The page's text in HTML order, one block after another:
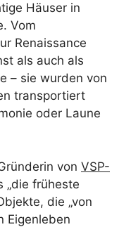
Häuser in
Vom
Renaissance
als auch als
– sie wurden von
transportiert
oder Laune
von VSP-
„die früheste
die „von
Eigenleben